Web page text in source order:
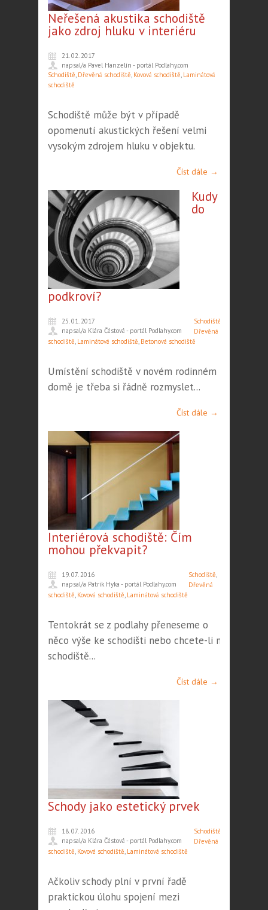
Neřešená akustika schodiště
jako zdroj hluku v interiéru
21. 02. 2017
napsal/a Pavel Hanzelín - portál Podlahy.com
Schodiště, Dřevěná schodiště, Kovová schodiště, Laminátová
schodiště
Schodiště může být v případě
opomenutí akustických řešení velmi
vysokým zdrojem hluku v objektu.
Číst dále →
Kudy
do
podkroví?
25. 01. 2017
napsal/a Klára Částová - portál Podlahy.com
Schodiště
Dřevěná
schodiště, Laminátová schodiště, Betonová schodiště
Umístění schodiště v novém rodinném
domě je třeba si řádně rozmyslet...
Číst dále →
Interiérová schodiště: Čím
mohou překvapit?
19. 07. 2016
napsal/a Patrik Hyka - portál Podlahy.com
Schodiště,
Dřevěná
schodiště, Kovová schodiště, Laminátová schodiště
Tentokrát se z podlahy přeneseme o
něco výše ke schodišti nebo chcete-li na
schodiště...
Číst dále →
Schody jako estetický prvek
18. 07. 2016
napsal/a Klára Částová - portál Podlahy.com
Schodiště
Dřevěná
schodiště, Kovová schodiště, Laminátová schodiště
Ačkoliv schody plní v první řadě
praktickou úlohu spojení mezi